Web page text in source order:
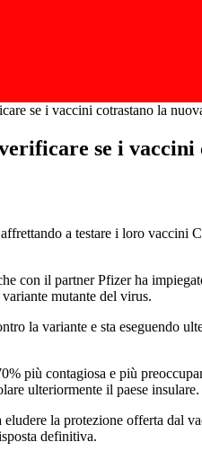
se i vaccini cotrastano la
se i vaccini
a testare i loro
con il partner Pfizer ha
mutante del virus.
la variante e sta eseguendo
più contagiosa e più
ulteriormente il paese
eludere la protezione offerta
definitiva.